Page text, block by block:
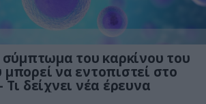
σύμπτωμα του καρκίνου του
να εντοπιστεί στο
δείχνει νέα έρευνα